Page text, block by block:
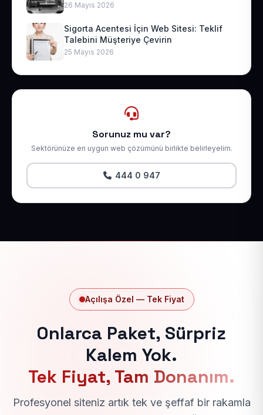
26 Mayıs 2026
Sigorta Acentesi İçin Web Sitesi: Teklif
Talebini Müşteriye Çevirin
25 Mayıs 2026
Sorunuz mu var?
Sektörünüze en uygun web çözümünü birlikte belirleyelim.
444 0 947
Açılışa Özel — Tek Fiyat
Onlarca Paket, Sürpriz
Kalem Yok.
Tek Fiyat, Tam Donanım.
Profesyonel siteniz artık tek ve şeffaf bir rakamla